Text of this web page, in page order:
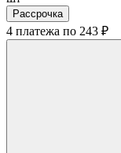
Рассрочка
4 платежа по 243 ₽